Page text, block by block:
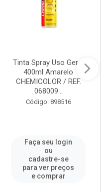
Tinta Spray Uso Geral
400ml Amarelo
CHEMICOLOR / REF.
068009...
Código: 898516
Faça seu login
ou
cadastre-se
para ver preços
e comprar